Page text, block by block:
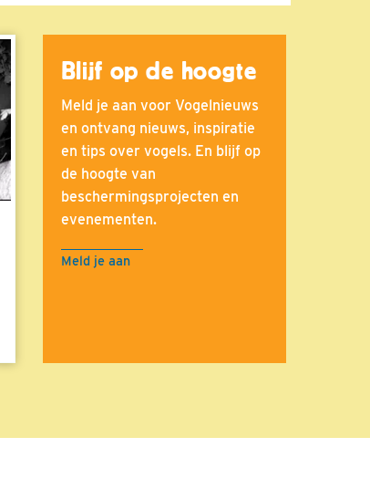
Blijf op de hoogte
Meld je aan voor Vogelnieuws
en ontvang nieuws, inspiratie
en tips over vogels. En blijf op
de hoogte van
beschermingsprojecten en
evenementen.
Meld je aan